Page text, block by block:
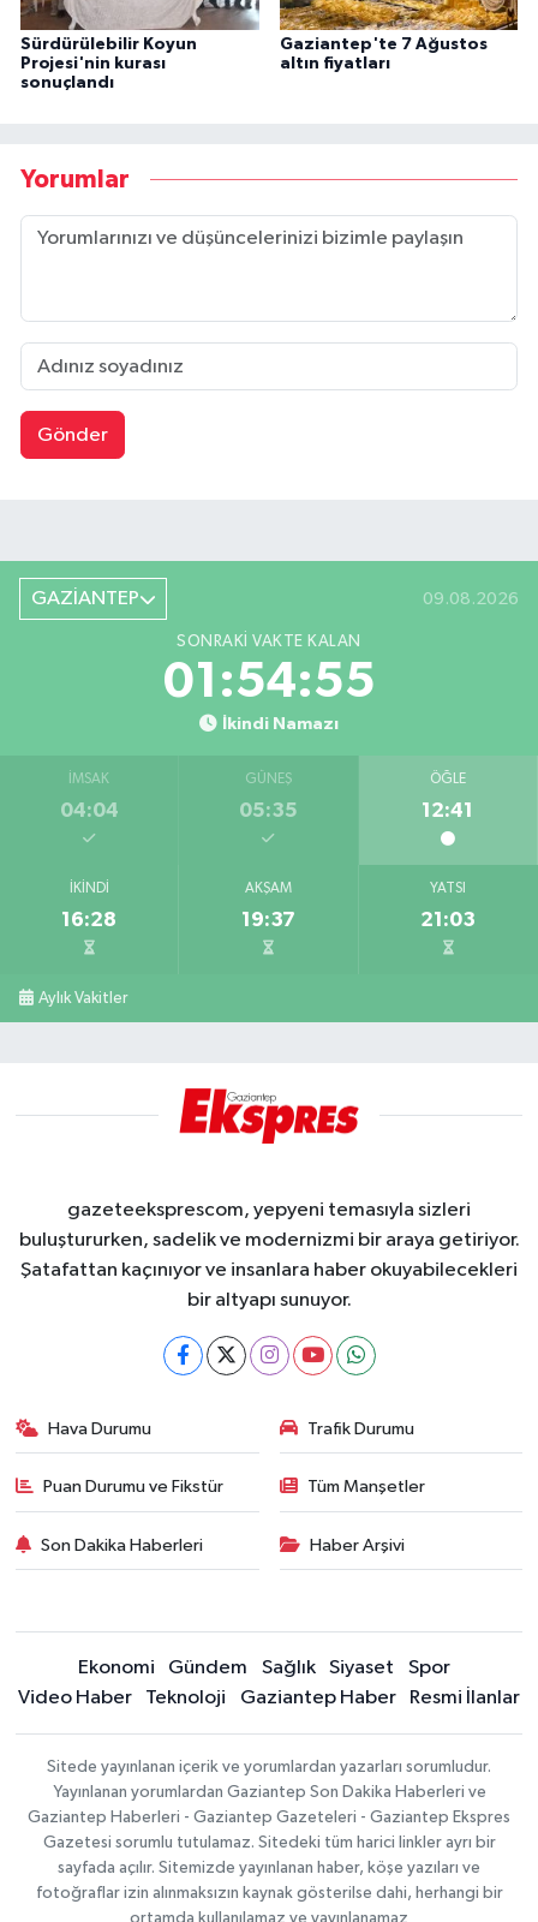
Sürdürülebilir Koyun
Projesi'nin kurası
sonuçlandı
Gaziantep'te 7 Ağustos
altın fiyatları
Yorumlar
Gönder
GAZİANTEP 09.08.2026
SONRAKI VAKTE KALAN
01:54:54
İkindi Namazı
İMSAK
04:04
GÜNEŞ
05:35
ÖĞLE
12:41
İKINDI
16:28
AKŞAM
19:37
YATSI
21:03
Aylık Vakitler
gazeteeksprescom, yepyeni temasıyla sizleri
buluştururken, sadelik ve modernizmi bir araya getiriyor.
Şatafattan kaçınıyor ve insanlara haber okuyabilecekleri
bir altyapı sunuyor.
Hava Durumu Trafik Durumu
Puan Durumu ve Fikstür Tüm Manşetler
Son Dakika Haberleri Haber Arşivi
Ekonomi Gündem Sağlık Siyaset
Spor
Video Haber
Teknoloji Gaziantep Haber Resmi İlanlar
Sitede yayınlanan içerik ve yorumlardan yazarları sorumludur.
Yayınlanan yorumlardan Gaziantep Son Dakika Haberleri ve
Gaziantep Haberleri - Gaziantep Gazeteleri - Gaziantep Ekspres
Gazetesi sorumlu tutulamaz. Sitedeki tüm harici linkler ayrı bir
sayfada açılır. Sitemizde yayınlanan haber, köşe yazıları ve
fotoğraflar izin alınmaksızın kaynak gösterilse dahi, herhangi bir